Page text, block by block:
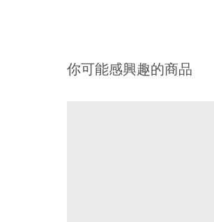
你可能感興趣的商品